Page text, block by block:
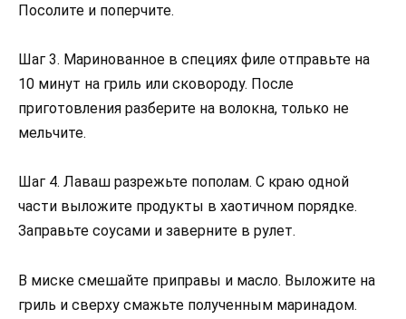
Посолите и поперчите.
Шаг 3. Маринованное в специях филе отправьте на
10 минут на гриль или сковороду. После
приготовления разберите на волокна, только не
мельчите.
Шаг 4. Лаваш разрежьте пополам. С краю одной
части выложите продукты в хаотичном порядке.
Заправьте соусами и заверните в рулет.
В миске смешайте приправы и масло. Выложите на
гриль и сверху смажьте полученным маринадом.